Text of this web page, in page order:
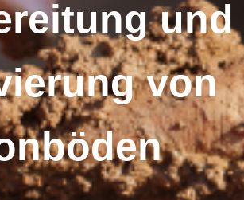
und
von